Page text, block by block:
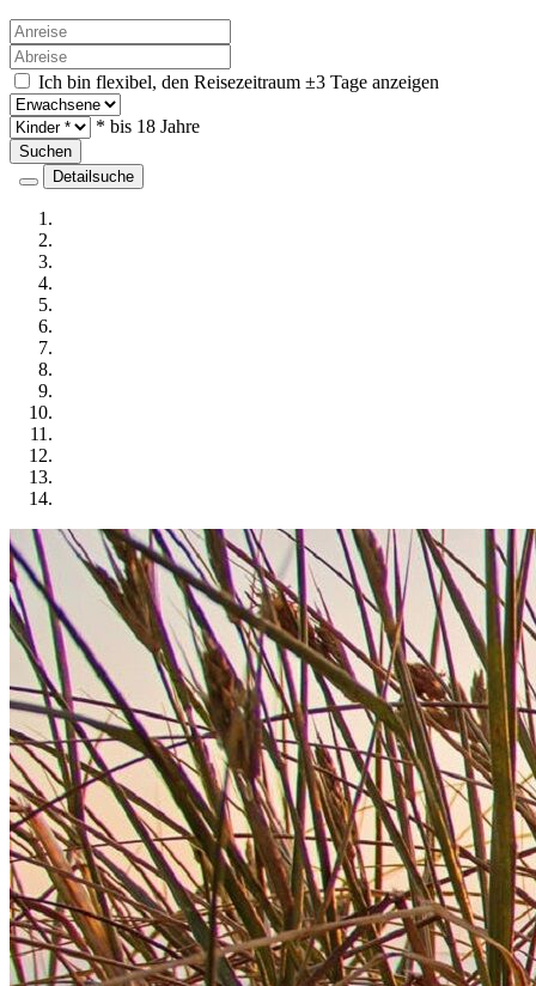
Ich bin flexibel, den Reisezeitraum ±3 Tage anzeigen
* bis 18 Jahre
Suchen
Detailsuche